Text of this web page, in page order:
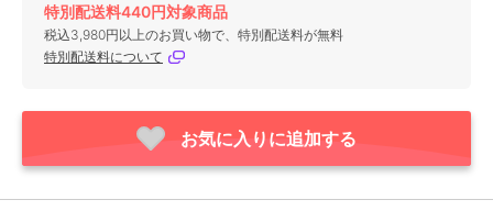
特別配送料440円対象商品
税込3,980円以上のお買い物で、特別配送料が無料
特別配送料について
お気に入りに追加する